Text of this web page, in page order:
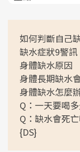
如何判斷自己
缺水症狀9警訊
身體缺水原因
身體長期缺水
身體缺水怎麼
Q：一天要喝
Q：缺水會死
{DS}